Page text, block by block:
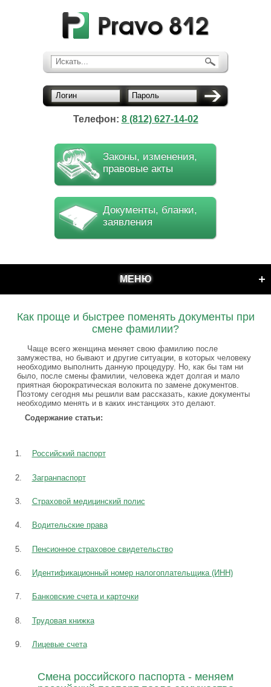
Искать...
Логин Пароль
Телефон: 8 (812) 627-14-02
Законы, изменения,
правовые акты
Документы, бланки,
заявления
МЕНЮ
Как проще и быстрее поменять документы при
смене фамилии?
Чаще всего женщина меняет свою фамилию после
замужества, но бывают и другие ситуации, в которых человеку
необходимо выполнить данную процедуру. Но, как бы там ни
было, после смены фамилии, человека ждет долгая и мало
приятная бюрократическая волокита по замене документов.
Поэтому сегодня мы решили вам рассказать, какие документы
необходимо менять и в каких инстанциях это делают.
Содержание статьи:
Российский паспорт
Загранпаспорт
Страховой медицинский полис
Водительские права
Пенсионное страховое свидетельство
Идентификационный номер налогоплательщика (ИНН)
Банковские счета и карточки
Трудовая книжка
Лицевые счета
Смена российского паспорта - меняем